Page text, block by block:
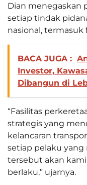
Dian menegaskan
setiap tindak
nasional, termasuk
BACA JUGA :
Investor,
Dibangun di
“Fasilitas
strategis yang
kelancaran
setiap pelaku yang
tersebut akan
berlaku,” ujarnya.